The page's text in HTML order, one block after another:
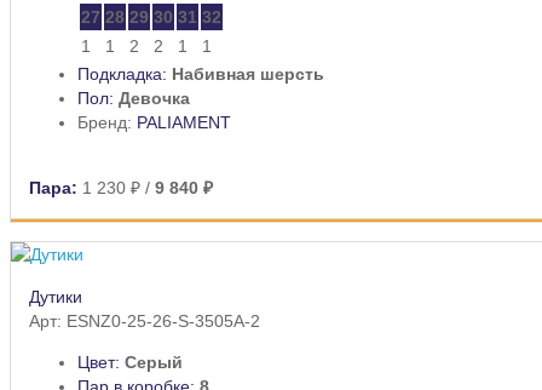
27 28 29 30 31 32
1
1 2 2 1
1
Подкладка: Набивная шерсть
Пол: Девочка
Бренд: PALIAMENT
Пара: 1 230 ₽ / 9 840 ₽
Дутики
Арт: ESNZ0-25-26-S-3505A-2
Цвет: Серый